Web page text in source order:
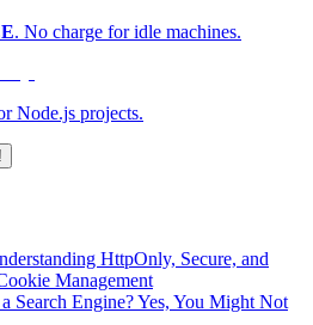
. No charge for idle machines.
Node.js projects.
HttpOnly, Secure, and
Management
Search Engine? Yes, You Might Not